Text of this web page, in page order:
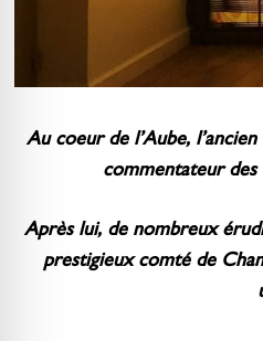
Au coeur de l’Aube,
commentateur des
Après lui, de nombreux
prestigieux comté de